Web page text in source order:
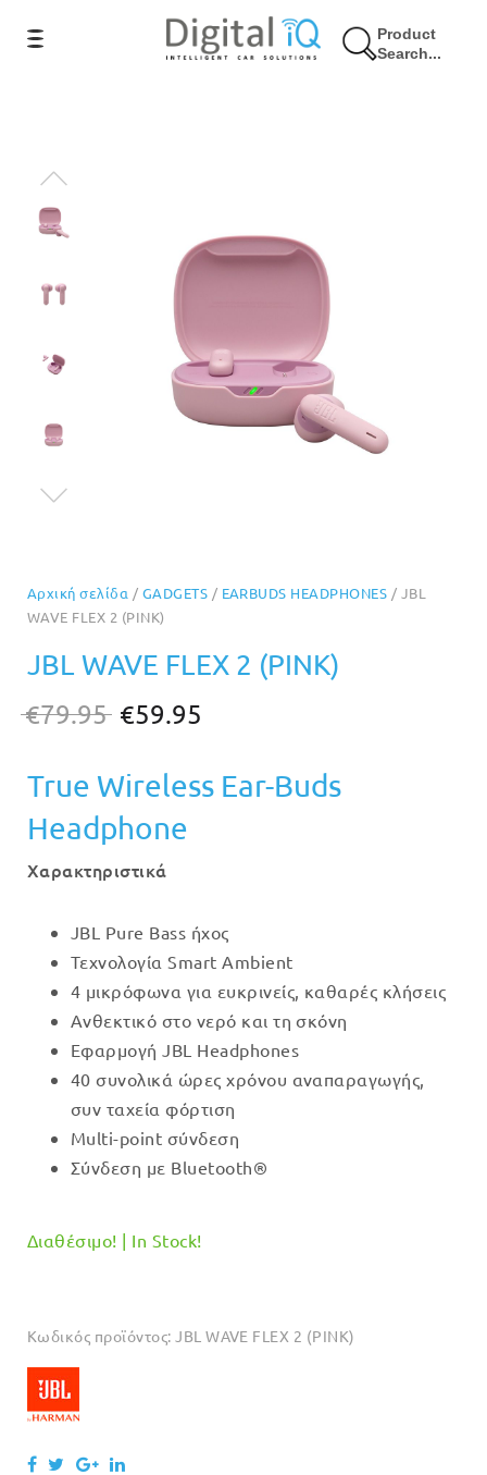
Product
Search...
Αρχική σελίδα / GADGETS / EARBUDS HEADPHONES / JBL
WAVE FLEX 2 (PINK)
JBL WAVE FLEX 2 (PINK)
€79.95 Original
was:
€79.95.
€59.95
τιμή
True Wireless Ear-Buds
Headphone
Χαρακτηριστικά
JBL Pure Bass ήχος
Τεχνολογία Smart Ambient
4 μικρόφωνα για ευκρινείς, καθαρές κλήσεις
Ανθεκτικό στο νερό και τη σκόνη
Εφαρμογή JBL Headphones
40 συνολικά ώρες χρόνου αναπαραγωγής,
συν ταχεία φόρτιση
Multi-point σύνδεση
Σύνδεση με Bluetooth®
Διαθέσιμο! | In Stock!
Κωδικός προϊόντος:JBL WAVE FLEX 2 (PINK)